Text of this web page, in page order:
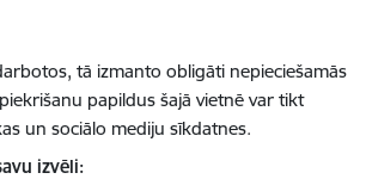
tā izmanto obligāti nepieciešamās
papildus šajā vietnē var tikt
un sociālo mediju sīkdatnes.
izvēli: